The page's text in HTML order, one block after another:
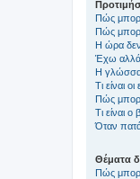
Πώς
Πώς
Η ώρα δεν
Έχω
Η γλώσσα
Τι είναι
Πώς
Τι είναι
Όταν
Θέματα
Πώς